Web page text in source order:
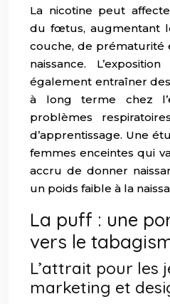
La nicotine peut
du fœtus, augmentant
couche, de prématurité
naissance.
également entraîner
à long terme chez
problèmes
d’apprentissage. Une
femmes enceintes qui
accru de donner
un poids faible à la
La puff : une
vers le
L’attrait pour les
marketing et